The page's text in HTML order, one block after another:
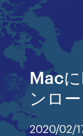
Mac
ンロ
2020/02/